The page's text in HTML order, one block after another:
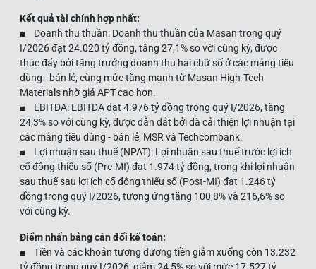
Kết quả tài chính hợp nhất:
■ Doanh thu thuần: Doanh thu thuần của Masan trong quý
I/2026 đạt 24.020 tỷ đồng, tăng 27,1% so với cùng kỳ, được
thúc đẩy bởi tăng trưởng doanh thu hai chữ số ở các mảng tiêu
dùng - bán lẻ, cùng mức tăng mạnh từ Masan High-Tech
Materials nhờ giá APT cao hơn.
■ EBITDA: EBITDA đạt 4.976 tỷ đồng trong quý I/2026, tăng
24,3% so với cùng kỳ, được dẫn dắt bởi đà cải thiện lợi nhuận tại
các mảng tiêu dùng - bán lẻ, MSR và Techcombank.
■ Lợi nhuận sau thuế (NPAT): Lợi nhuận sau thuế trước lợi ích
cổ đông thiểu số (Pre-MI) đạt 1.974 tỷ đồng, trong khi lợi nhuận
sau thuế sau lợi ích cổ đông thiểu số (Post-MI) đạt 1.246 tỷ
đồng trong quý I/2026, tương ứng tăng 100,8% và 216,6% so
với cùng kỳ.
Điểm nhấn bảng cân đối kế toán:
■ Tiền và các khoản tương đương tiền giảm xuống còn 13.232
tỷ đồng trong quý I/2026, giảm 24,5% so với mức 17.527 tỷ